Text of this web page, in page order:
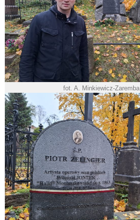
fot. A. Minkiewicz-Zaremba